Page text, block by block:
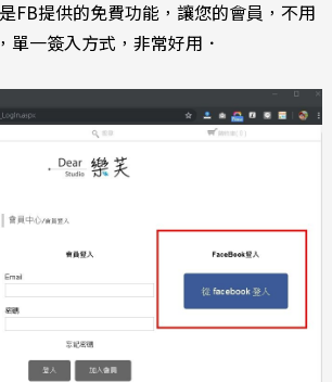
FB提供的免費功能，讓您的會員，不用
單一簽入方式，非常好用．